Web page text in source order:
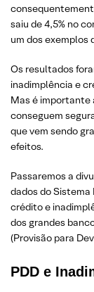
saiu de 4,5% no
um dos exemplos
Os resultados
inadimplência e
Mas é importante
conseguem
que vem sendo
efeitos.
Passaremos a
dados do Sistema
crédito e
dos grandes
(Provisão para
PDD e